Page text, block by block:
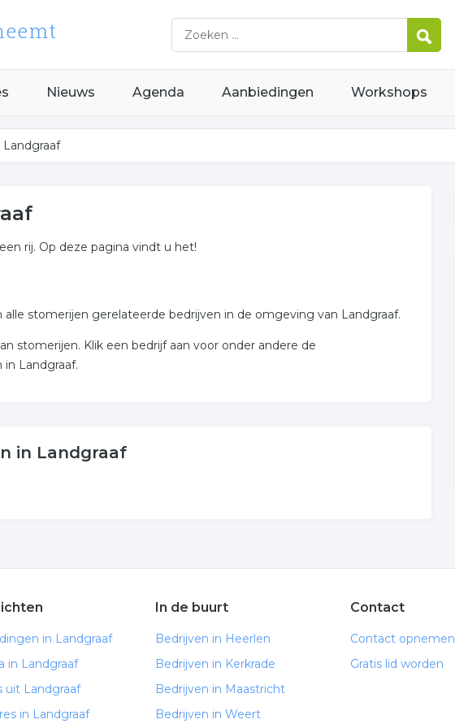
Nieuws Agenda Aanbiedingen Workshops
rij. Op deze pagina vindt u het!
stomerijen gerelateerde bedrijven in de omgeving van Landgraaf.
stomerijen. Klik een bedrijf aan voor onder andere de
Landgraaf.
in Landgraaf
in Landgraaf
in Landgraaf
uit Landgraaf
in Landgraaf
In de buurt
Bedrijven in Heerlen
Bedrijven in Kerkrade
Bedrijven in Maastricht
Bedrijven in Weert
Contact
Contact opnemen
Gratis lid worden